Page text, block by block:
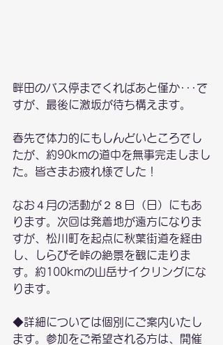
畔田のバス停までくればあと僅か･･･で
すが、最後に激坂が待ち構えます。
春先で体力的にもしんどいところでし
たが、約90kmの道中を無事完走しまし
た。皆さまお疲れ様でした！
なお４月の活動が２８日（日）にもあ
ります。次回は発着地が遠方になりま
すが、松川町を起点に秋葉街道を経由
し、しらびそ峠の絶景を観に走りま
す。約100kmの山岳サイクリングにな
ります。
◆詳細については個別にご案内いたし
ます。参加をご希望される方は、開催